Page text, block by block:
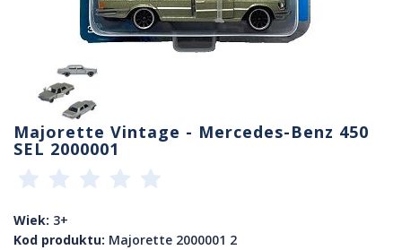
Majorette Vintage - Mercedes-Benz 450
SEL 2000001
Wiek: 3+
Kod produktu: Majorette 2000001 2